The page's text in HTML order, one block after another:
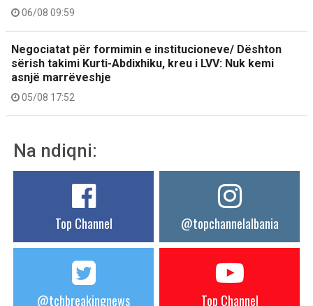
06/08 09:59
Negociatat për formimin e institucioneve/ Dështon
sërish takimi Kurti-Abdixhiku, kreu i LVV: Nuk kemi
asnjë marrëveshje
05/08 17:52
Na ndiqni:
Top Channel @topchannelalbania
@tchbreakingnews Top Channel